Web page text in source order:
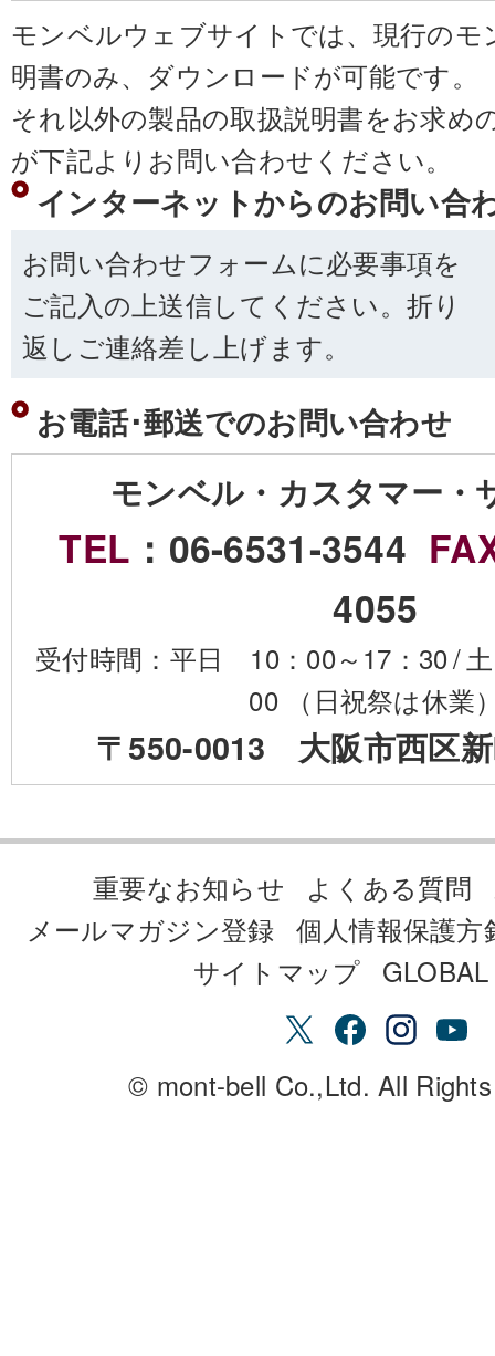
モンベルウェブサイトでは、現行のモ
明書のみ、ダウンロードが可能です。
それ以外の製品の取扱説明書をお求め
が下記よりお問い合わせください。
インターネットからのお問い合
お問い合わせフォームに必要事項を
ご記入の上送信してください。折り
返しご連絡差し上げます。
お電話･郵送でのお問い合わせ
モンベル・カスタマー・
TEL ：06-6531-3544
4055
受付時間：平日 10：00～17：30/
00 （日祝祭は休業
〒550-0013 大阪市西区
重要なお知らせ よくある質問
メールマガジン登録 個人情報保護方
サイトマップ
© mont-bell Co.,Ltd. All